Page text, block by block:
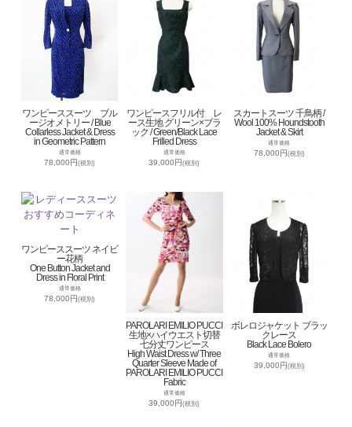
ワンピーススーツ ブル
ージオメトリー / Blue
Collarless Jacket & Dress
in Geometric Pattern
通常価格
78,000円(税別)
ワンピースフリル付 レ
ース生地 グリーン×ブラ
ック / Green/Black Lace
Frilled Dress
通常価格
39,000円(税別)
スカートスーツ 千鳥柄 /
Wool 100% Houndstooth
Jacket & Skirt
通常価格
78,000円(税別)
ワンピーススーツ ネイビ
ー花柄
One Button Jacket and
Dress in Floral Print
通常価格
78,000円(税別)
PAROLARI EMILIO PUCCI
生地×ハイウエスト切替
七分丈ワンピース
High Waist Dress w/ Three
Quarter Sleeve Made of
PAROLARI EMILIO PUCCI
Fabric
通常価格
39,000円(税別)
ボレロジャケット ブラッ
クレース
Black Lace Bolero
通常価格
39,000円(税別)